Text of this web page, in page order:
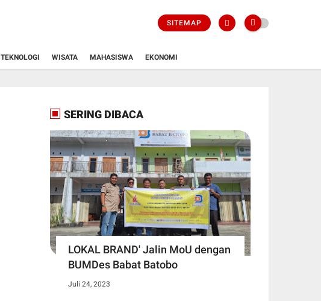
SITEMAP
TEKNOLOGI WISATA MAHASISWA EKONOMI
SERING DIBACA
LOKAL BRAND' Jalin MoU dengan
BUMDes Babat Batobo
Juli 24, 2023